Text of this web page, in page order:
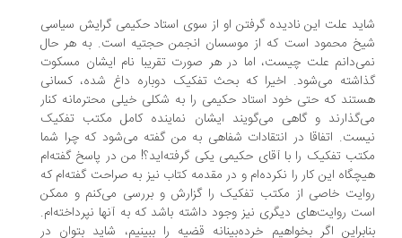
علت این نادیده گرفتن او از سوی استاد حکیمی گرایش سیاسی
محمود است که از موسسان انجمن حجتیه است. به هر حال
علت چیست، اما در هر صورت تقریبا نام ایشان مسکوت
می‌شود. اخیرا که بحث تفکیک دوباره داغ شده، کسانی
که حتی خود استاد حکیمی را به شکلی خیلی محترمانه کنار
و گاهی می‌گویند ایشان نماینده کامل مکتب تفکیک
اتفاقا در انتقادات شفاهی به من گفته می‌شود که چرا شما
تفکیک را با آقای حکیمی یکی گرفته‌اید؟! من در پاسخ گفته‌ام
‌این کار را نکرده‌ام و در مقدمه کتاب نیز به صراحت گفته‌ام که
خاصی از مکتب تفکیک را گزارش و بررسی می‌کنم و ممکن
روایت‌های دیگری نیز وجود داشته باشد که به آنها نپرداخته‌ام.
اگر بخواهیم خرده‌بینانه قضیه را ببینیم، شاید بتوان در